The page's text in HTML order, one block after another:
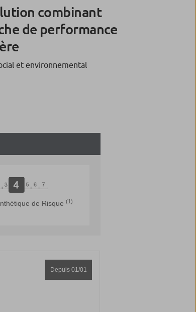
combinant
de performance
et environnemental